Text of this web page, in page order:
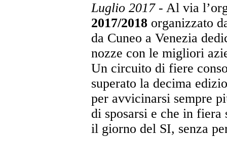
Luglio 2017- Al via
2017/2018 organizzato
da Cuneo a Venezia
nozze con le migliori
Un circuito di fiere
superato la decima
per avvicinarsi sempre
di sposarsi e che in
il giorno del SI, senza